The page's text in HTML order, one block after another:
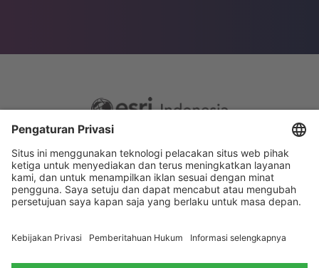
Footer
menu
Sitemap
Privacy
Website Terms and Conditions
Privacy settings
© 2026 Esri Indonesia All rights reserved.